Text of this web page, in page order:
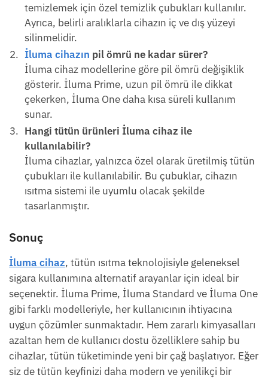
temizlemek için özel temizlik çubukları kullanılır.
Ayrıca, belirli aralıklarla cihazın iç ve dış yüzeyi
silinmelidir.
İluma cihazın pil ömrü ne kadar sürer?
İluma cihaz modellerine göre pil ömrü değişiklik
gösterir. İluma Prime, uzun pil ömrü ile dikkat
çekerken, İluma One daha kısa süreli kullanım
sunar.
Hangi tütün ürünleri İluma cihaz ile
kullanılabilir?
İluma cihazlar, yalnızca özel olarak üretilmiş tütün
çubukları ile kullanılabilir. Bu çubuklar, cihazın
ısıtma sistemi ile uyumlu olacak şekilde
tasarlanmıştır.
Sonuç
İluma cihaz, tütün ısıtma teknolojisiyle geleneksel
sigara kullanımına alternatif arayanlar için ideal bir
seçenektir. İluma Prime, İluma Standard ve İluma One
gibi farklı modelleriyle, her kullanıcının ihtiyacına
uygun çözümler sunmaktadır. Hem zararlı kimyasalları
azaltan hem de kullanıcı dostu özelliklere sahip bu
cihazlar, tütün tüketiminde yeni bir çağ başlatıyor. Eğer
siz de tütün keyfinizi daha modern ve yenilikçi bir